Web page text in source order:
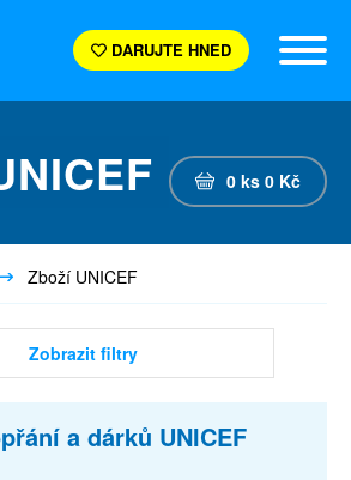
DARUJTE HNED
0 ks 0 Kč
Zboží UNICEF
Zobrazit filtry
a dárků UNICEF